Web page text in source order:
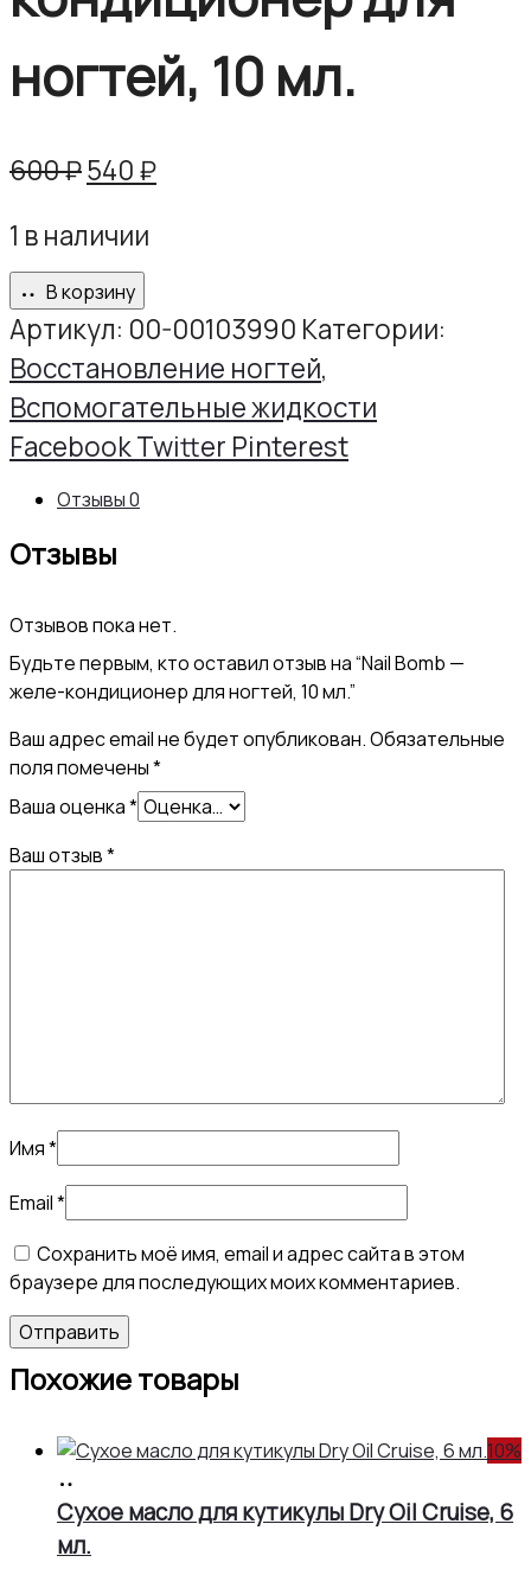
ногтей, 10 мл.
600₽Первоначальная
составляла
600 ₽.
540₽Текущая
1 в наличии
В корзину
Артикул: 00-00103990 Категории:
Восстановление ногтей,
Вспомогательные жидкости
Share
FacebookTwitter Pinterest
Отзывы0
Отзывы
Отзывов пока нет.
Будьте первым, кто оставил отзыв на “Nail Bomb —
желе-кондиционер для ногтей, 10 мл.”
Ваш адрес email не будет опубликован.Обязательные
поля помечены*
Ваша оценка*
Ваш отзыв*
Имя*
Email*
Сохранить моё имя, email и адрес сайта в этом
браузере для последующих моих комментариев.
Похожие товары
10%
корзину
Сухое масло для кутикулы Dry Oil Cruise, 6
мл.